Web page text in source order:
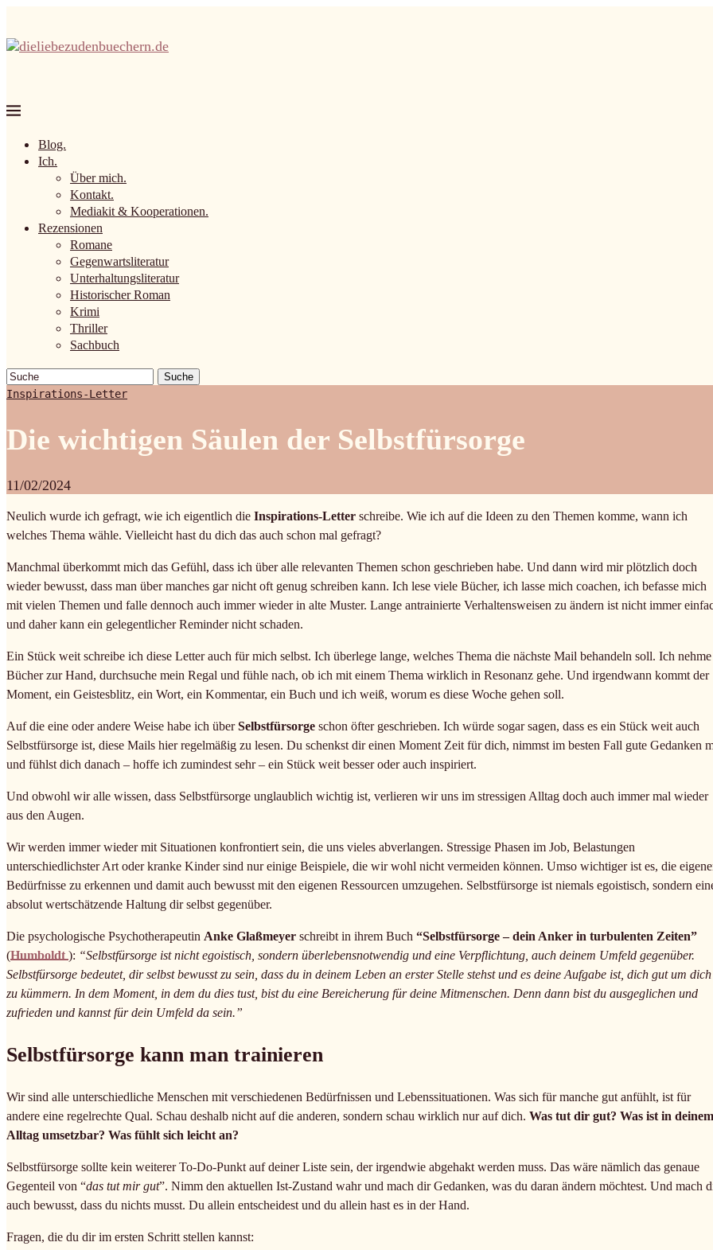
Blog.
Ich.
Über mich.
Kontakt.
Mediakit & Kooperationen.
Rezensionen
Romane
Gegenwartsliteratur
Unterhaltungsliteratur
Historischer Roman
Krimi
Thriller
Sachbuch
Suche
Inspirations-Letter
Die wichtigen Säulen der Selbstfürsorge
11/02/2024
Neulich wurde ich gefragt, wie ich eigentlich die Inspirations-Letter schreibe. Wie ich auf die Ideen zu den Themen komme, wann ich
welches Thema wähle. Vielleicht hast du dich das auch schon mal gefragt?
Manchmal überkommt mich das Gefühl, dass ich über alle relevanten Themen schon geschrieben habe. Und dann wird mir plötzlich doch
wieder bewusst, dass man über manches gar nicht oft genug schreiben kann. Ich lese viele Bücher, ich lasse mich coachen, ich befasse mich
mit vielen Themen und falle dennoch auch immer wieder in alte Muster. Lange antrainierte Verhaltensweisen zu ändern ist nicht immer
und daher kann ein gelegentlicher Reminder nicht schaden.
Ein Stück weit schreibe ich diese Letter auch für mich selbst. Ich überlege lange, welches Thema die nächste Mail behandeln soll. Ich nehme
Bücher zur Hand, durchsuche mein Regal und fühle nach, ob ich mit einem Thema wirklich in Resonanz gehe. Und irgendwann kommt der
Moment, ein Geistesblitz, ein Wort, ein Kommentar, ein Buch und ich weiß, worum es diese Woche gehen soll.
Auf die eine oder andere Weise habe ich überSelbstfürsorge schon öfter geschrieben. Ich würde sogar sagen, dass es ein Stück weit auch
Selbstfürsorge ist, diese Mails hier regelmäßig zu lesen. Du schenkst dir einen Moment Zeit für dich, nimmst im besten Fall gute Gedanken
und fühlst dich danach – hoffe ich zumindest sehr – ein Stück weit besser oder auch inspiriert.
Und obwohl wir alle wissen, dass Selbstfürsorge unglaublich wichtig ist, verlieren wir uns im stressigen Alltag doch auch immer mal wieder
aus den Augen.
Wir werden immer wieder mit Situationen konfrontiert sein, die uns vieles abverlangen. Stressige Phasen im Job, Belastungen
unterschiedlichster Art oder kranke Kinder sind nur einige Beispiele, die wir wohl nicht vermeiden können. Umso wichtiger ist es, die
Bedürfnisse zu erkennen und damit auch bewusst mit den eigenen Ressourcen umzugehen. Selbstfürsorge ist niemals egoistisch, sondern
absolut wertschätzende Haltung dir selbst gegenüber.
Die psychologische Psychotherapeutin Anke Glaßmeyer schreibt in ihrem Buch “Selbstfürsorge – dein Anker in turbulenten Zeiten”
(Humboldt ): “Selbstfürsorge ist nicht egoistisch, sondern überlebensnotwendig und eine Verpflichtung, auch deinem Umfeld gegenüber.
Selbstfürsorge bedeutet, dir selbst bewusst zu sein, dass du in deinem Leben an erster Stelle stehst und es deine Aufgabe ist, dich gut um dich
zu kümmern. In dem Moment, in dem du dies tust, bist du eine Bereicherung für deine Mitmenschen. Denn dann bist du ausgeglichen und
zufrieden und kannst für dein Umfeld da sein.”
Selbstfürsorge kann man trainieren
Wir sind alle unterschiedliche Menschen mit verschiedenen Bedürfnissen und Lebenssituationen. Was sich für manche gut anfühlt, ist für
andere eine regelrechte Qual. Schau deshalb nicht auf die anderen, sondern schau wirklich nur auf dich. Was tut dir gut? Was ist in deinem
Alltag umsetzbar? Was fühlt sich leicht an?
Selbstfürsorge sollte kein weiterer To-Do-Punkt auf deiner Liste sein, der irgendwie abgehakt werden muss. Das wäre nämlich das genaue
Gegenteil von “das tut mir gut”. Nimm den aktuellen Ist-Zustand wahr und mach dir Gedanken, was du daran ändern möchtest. Und mach
auch bewusst, dass du nichts musst. Du allein entscheidest und du allein hast es in der Hand.
Fragen, die du dir im ersten Schritt stellen kannst: